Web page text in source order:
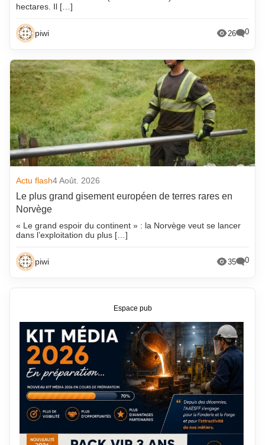
hectares. Il […]
piwi 26 0
Actu flash4 Août. 2026
Le plus grand gisement européen de terres rares en
Norvège
« Le grand espoir du continent » : la Norvège veut se lancer
dans l’exploitation du plus […]
piwi 35 0
Espace pub